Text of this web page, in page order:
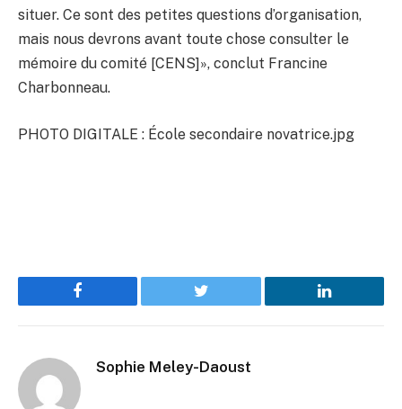
situer. Ce sont des petites questions d’organisation,
mais nous devrons avant toute chose consulter le
mémoire du comité [CENS]», conclut Francine
Charbonneau.
PHOTO DIGITALE : École secondaire novatrice.jpg
Facebook Twitter LinkedIn
Sophie Meley-Daoust